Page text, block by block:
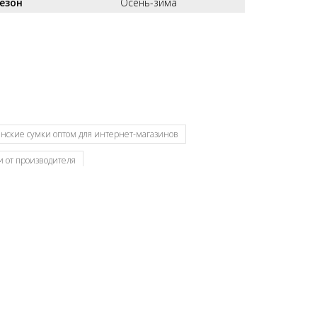
сумки оптом для интернет-магазинов
производителя